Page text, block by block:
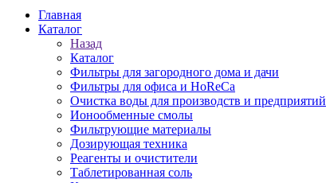
Главная
Каталог
Назад
Каталог
Фильтры для загородного дома и дачи
Фильтры для офиса и HoReCa
Очистка воды для производств и предприятий
Ионообменные смолы
Фильтрующие материалы
Дозирующая техника
Реагенты и очистители
Таблетированная соль